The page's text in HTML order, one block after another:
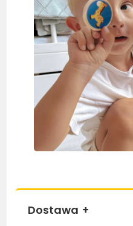
Dostawa +